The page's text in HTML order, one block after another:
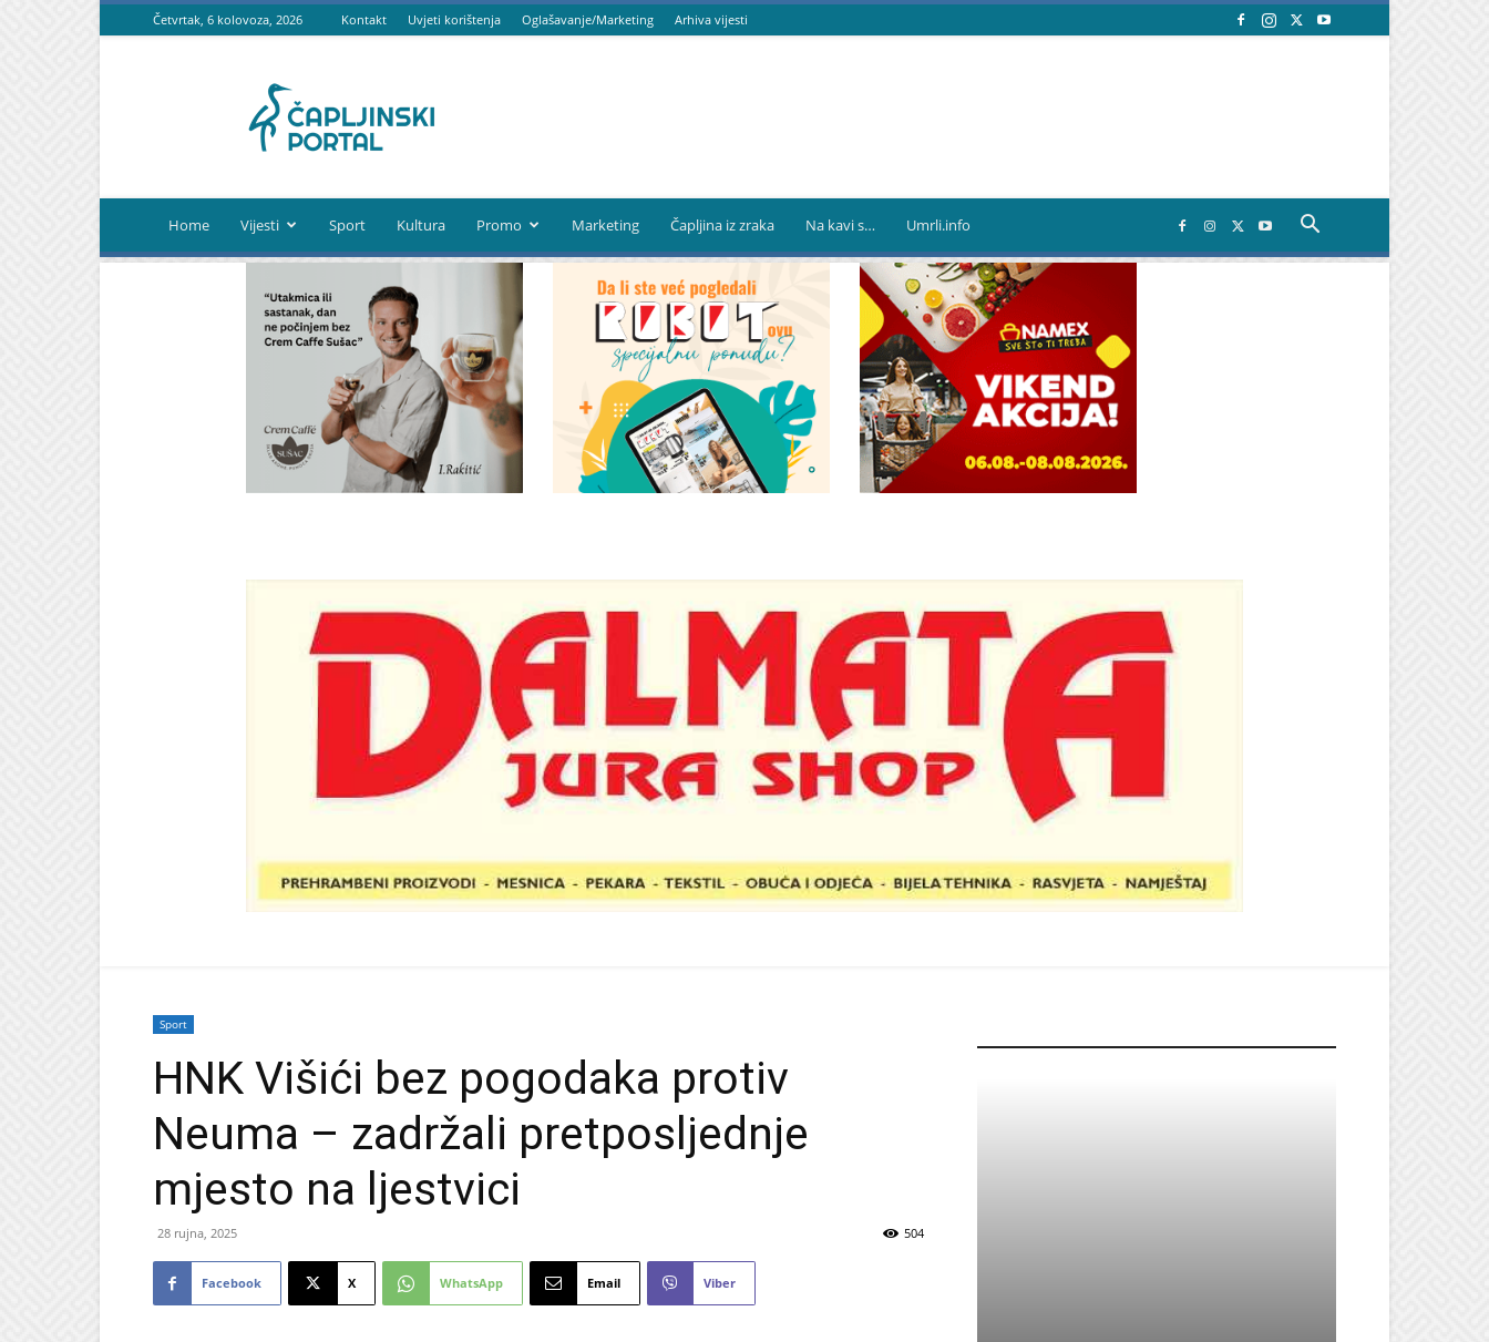
Četvrtak, 6 kolovoza, 2026 Kontakt Uvjeti korištenja Oglašavanje/Marketing Arhiva vijesti
portal
Home Vijesti Sport Kultura Promo Marketing Čapljina iz zraka Na kavi s… Umrli.info
Sport
HNK Višići bez pogodaka protiv
Neuma – zadržali pretposljednje
mjesto na ljestvici
28 rujna, 2025 504
Facebook X WhatsApp Email Viber